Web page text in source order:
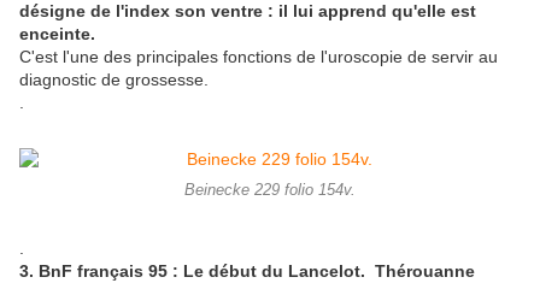
désigne de l'index son ventre : il lui apprend qu'elle est
enceinte.
C'est l'une des principales fonctions de l'uroscopie de servir au
diagnostic de grossesse.
Beinecke 229 folio 154v.
3. BnF français 95 : Le début du Lancelot. Thérouanne